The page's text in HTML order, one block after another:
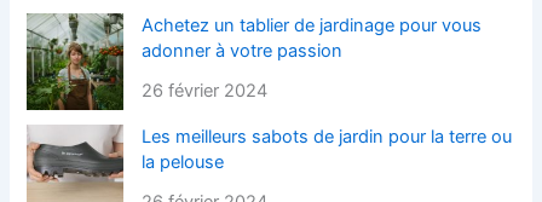
Achetez un tablier de jardinage pour vous
adonner à votre passion
26 février 2024
Les meilleurs sabots de jardin pour la terre ou
la pelouse